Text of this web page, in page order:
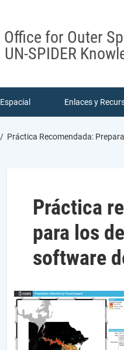
Office for Outer
UN-SPIDER
Enlaces y
Práctica Recomendada:
Práctica
para los
software